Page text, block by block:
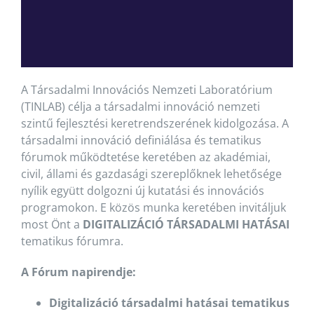
A Társadalmi Innovációs Nemzeti Laboratórium
(TINLAB) célja a társadalmi innováció nemzeti
szintű fejlesztési keretrendszerének kidolgozása. A
társadalmi innováció definiálása és tematikus
fórumok működtetése keretében az akadémiai,
civil, állami és gazdasági szereplőknek lehetősége
nyílik együtt dolgozni új kutatási és innovációs
programokon. E közös munka keretében invitáljuk
most Önt a DIGITALIZÁCIÓ TÁRSADALMI HATÁSAI
tematikus fórumra.
A Fórum napirendje:
Digitalizáció társadalmi hatásai tematikus